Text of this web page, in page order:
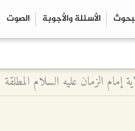
الأسئلة والأجوبة الصوت close
الزمان عليه السلام المطلقة